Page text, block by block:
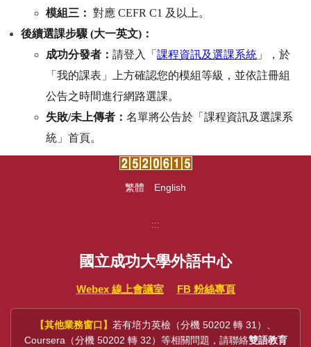
模組三：
對應 CEFR C1 及以上。
後續選課步驟 (大一英文) ：
成功分發者：請登入「課程資訊及選課系統 」，於
「我的課表」上方確認您的模組等級，並依註冊組
公告之時間進行網路選課。
失敗/未上傳者：名單將公告於「課程資訊及選課系
統」首頁。
繁體 English
:::
國立成功大學外語中心
Webex 線上會議室 FB 粉絲專頁
【其他業務窗口】 若有培力英檢（分機 50202 轉 31）、
Coursera（分機 50202 轉 32）等相關問題，請聯絡雙語教育